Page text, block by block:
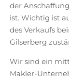
der
ist. Wichtig ist
des Verkaufs
Gilserberg
Wir sind ein
Makler-